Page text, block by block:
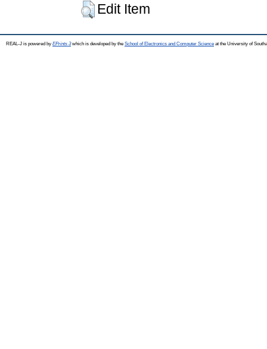
Edit Item
REAL-J is powered by EPrints 3which is developed by the School of Electronics and Computer Science at the University of